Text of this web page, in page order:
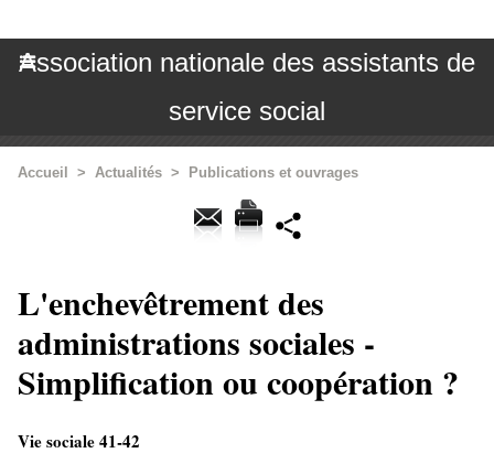
Association nationale des assistants de
service social
Accueil > Actualités > Publications et ouvrages
L'enchevêtrement des
administrations sociales -
Simplification ou coopération ?
Vie sociale 41-42